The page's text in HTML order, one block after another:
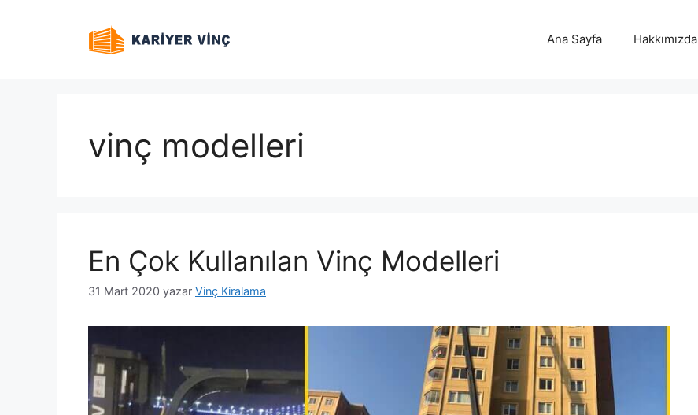
Ana Sayfa Hakkımızda
vinç modelleri
En Çok Kullanılan Vinç Modelleri
31 Mart 2020 yazar Vinç Kiralama